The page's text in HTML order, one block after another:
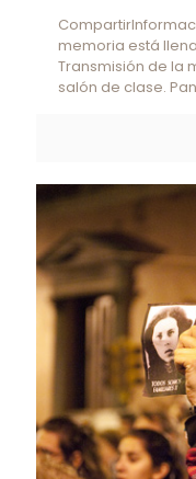
memoria está
Transmisión de la
salón de clase.